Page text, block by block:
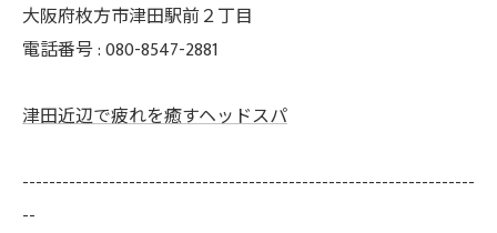
大阪府枚方市津田駅前２丁目
電話番号 : 080-8547-2881
津田近辺で疲れを癒すヘッドスパ
--------------------------------------------------------------------
--